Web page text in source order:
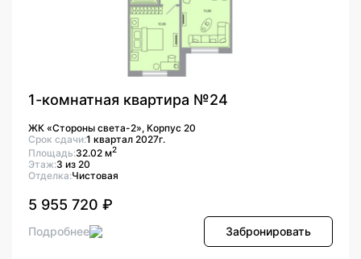
1-комнатная квартира №24
ЖК «Стороны света-2», Корпус 20
Срок сдачи:1 квартал 2027г.
Площадь:32.02 м2
Этаж:3 из 20
Отделка:Чистовая
5 955 720 ₽
Подробнее Забронировать